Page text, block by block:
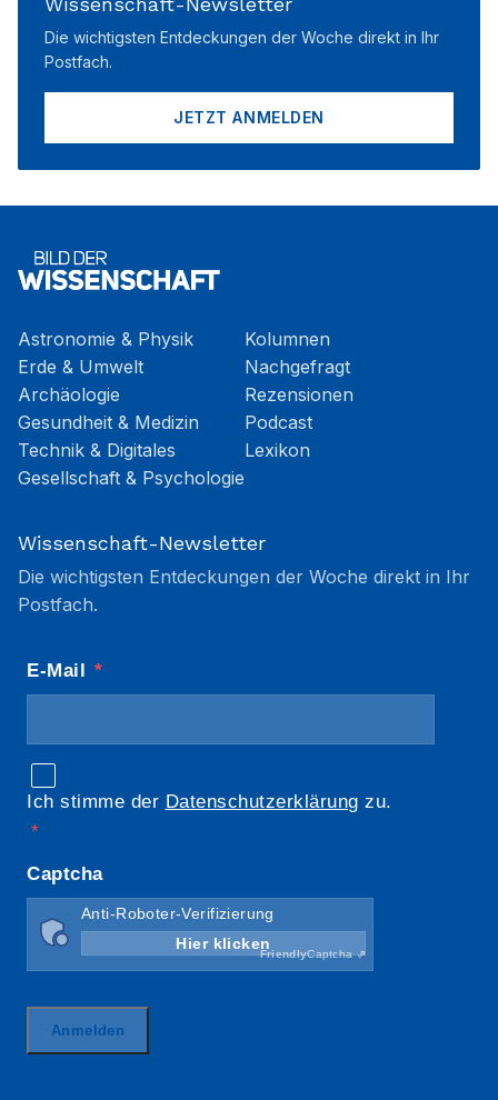
Die wichtigsten Entdeckungen der Woche direkt in Ihr
Postfach.
JETZT ANMELDEN
Astronomie & Physik
Erde & Umwelt
Archäologie
Gesundheit & Medizin
Technik & Digitales
Gesellschaft & Psychologie
Kolumnen
Nachgefragt
Rezensionen
Podcast
Lexikon
Wissenschaft-Newsletter
Die wichtigsten Entdeckungen der Woche direkt in Ihr
Postfach.